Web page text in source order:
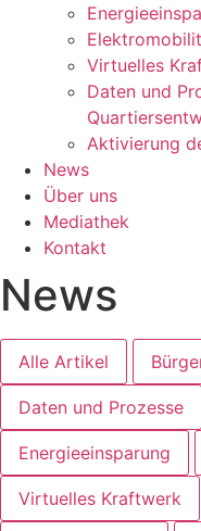
Virtuelles
Daten und
Aktivierung
News
Über uns
Mediathek
Kontakt
News
Alle Artikel
Daten und Prozesse
Energieeinsparung
Virtuelles Kraftwerk